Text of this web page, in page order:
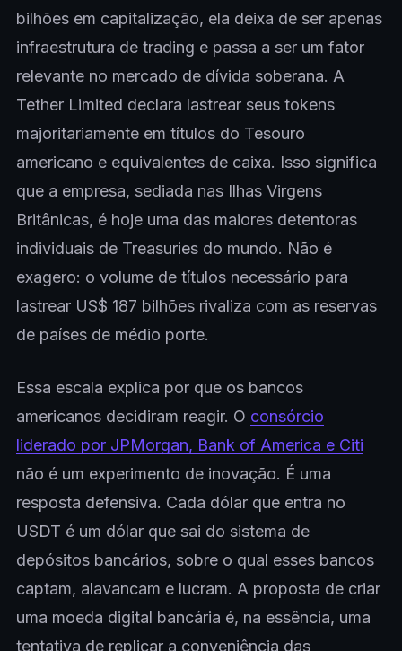
bilhões em capitalização, ela deixa de ser apenas
infraestrutura de trading e passa a ser um fator
relevante no mercado de dívida soberana. A
Tether Limited declara lastrear seus tokens
majoritariamente em títulos do Tesouro
americano e equivalentes de caixa. Isso significa
que a empresa, sediada nas Ilhas Virgens
Britânicas, é hoje uma das maiores detentoras
individuais de Treasuries do mundo. Não é
exagero: o volume de títulos necessário para
lastrear US$ 187 bilhões rivaliza com as reservas
de países de médio porte.
Essa escala explica por que os bancos
americanos decidiram reagir. O consórcio
liderado por JPMorgan, Bank of America e Citi
não é um experimento de inovação. É uma
resposta defensiva. Cada dólar que entra no
USDT é um dólar que sai do sistema de
depósitos bancários, sobre o qual esses bancos
captam, alavancam e lucram. A proposta de criar
uma moeda digital bancária é, na essência, uma
tentativa de replicar a conveniência das